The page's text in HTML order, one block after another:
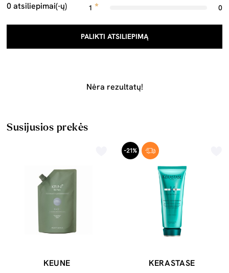
0 atsiliepimai(-ų)
1
0
PALIKTI ATSILIEPIMĄ
Nėra rezultatų!
Susijusios prekės
KEUNE
-21%
KERASTASE